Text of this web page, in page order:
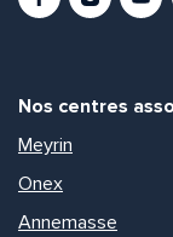
Nos centres
Meyrin
Onex
Annemasse